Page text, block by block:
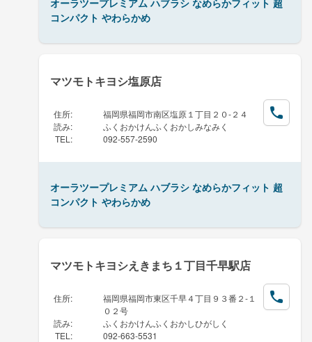
コンパクト やわらかめ
マツモトキヨシ塩原店
住所:
福岡県福岡市南区塩原１丁目２０-２４
読み:
ふくおかけんふくおかしみなみく
TEL : 092-557-2590
オーラツープレミアム ハブラシ なめらかフィット 超
コンパクト やわらかめ
マツモトキヨシえきまち１丁目千早駅店
住所:
福岡県福岡市東区千早４丁目９３番２-１
０２号
読み:
ふくおかけんふくおかしひがしく
TEL : 092-663-5531